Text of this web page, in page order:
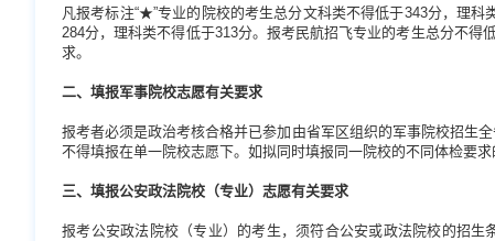
凡报考标注“★”专业的院校的考生总分文科类不得低于343分，理
284分，理科类不得低于313分。报考民航招飞专业的考生总分不
求。
二、填报军事院校志愿有关要求
报考者必须是政治考核合格并已参加由省军区组织的军事院校招生
不得填报在单一院校志愿下。如拟同时填报同一院校的不同体检要
三、填报公安政法院校（专业）志愿有关要求
报考公安政法院校（专业）的考生，须符合公安或政法院校的招